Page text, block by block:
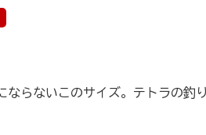
らないこのサイズ。テトラの釣